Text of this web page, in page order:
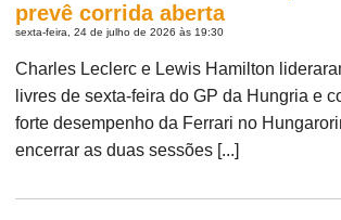
prevê corrida aberta
sexta-feira, 24 de julho de 2026 às 19:30
Charles Leclerc e Lewis Hamilton
livres de sexta-feira do GP da Hungria e
forte desempenho da Ferrari no
encerrar as duas sessões [...]